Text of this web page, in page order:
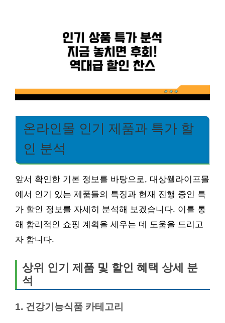
온라인몰 인기 제품과 특가 할
인 분석
앞서 확인한 기본 정보를 바탕으로, 대상웰라이프몰
에서 인기 있는 제품들의 특징과 현재 진행 중인 특
가 할인 정보를 자세히 분석해 보겠습니다. 이를 통
해 합리적인 쇼핑 계획을 세우는 데 도움을 드리고
자 합니다.
상위 인기 제품 및 할인 혜택 상세 분
석
1. 건강기능식품 카테고리